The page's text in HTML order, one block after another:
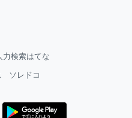
力検索はてな
ソレドコ